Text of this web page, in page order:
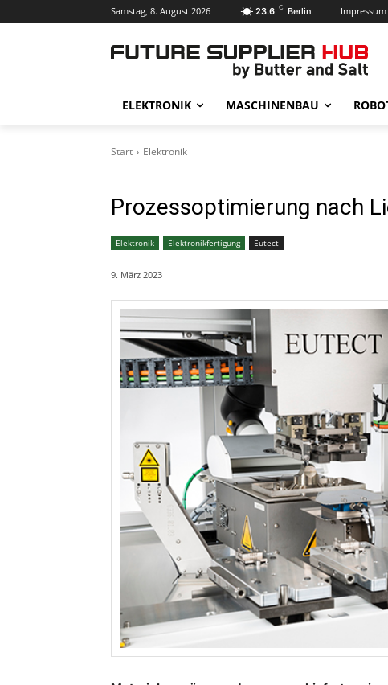
Samstag, 8. August 2026 23.6 C Berlin Impressum
ELEKTRONIK MASCHINENBAU
Start Elektronik
Prozessoptimierung nach
Elektronik Elektronikfertigung Eutect
9. März 2023